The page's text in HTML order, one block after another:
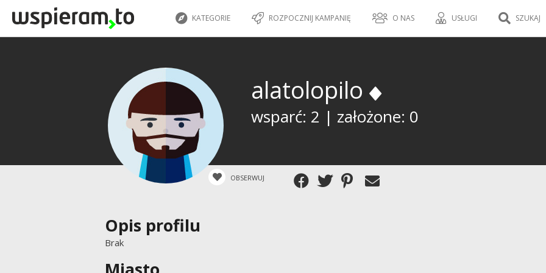
KATEGORIE ROZPOCZNIJ KAMPANIĘ O NAS USŁUGI SZUKAJ
alatolopilo
wsparć: 2 | założone: 0
OBSERWUJ
Opis profilu
Brak